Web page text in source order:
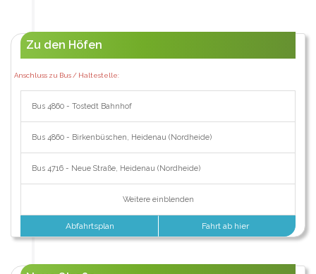
Zu den Höfen
Anschluss zu Bus / Haltestelle:
Bus 4860 - Tostedt Bahnhof
Bus 4860 - Birkenbüschen, Heidenau (Nordheide)
Bus 4716 - Neue Straße, Heidenau (Nordheide)
Weitere einblenden
Abfahrtsplan Fahrt ab hier